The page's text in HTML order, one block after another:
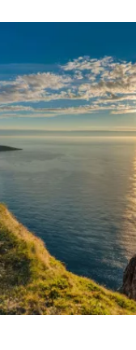
Продовжити з email